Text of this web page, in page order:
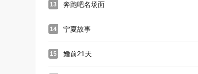
13 奔跑吧名场面
14 宁夏故事
15 婚前21天